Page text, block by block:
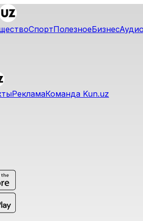
СпортПолезноеБизнес
РекламаКоманда Kun.uz